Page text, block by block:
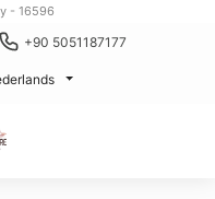
- 16596
+90 5051187177